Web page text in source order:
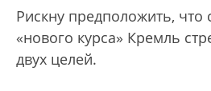
Рискну предположить,
«нового курса» Кремль
двух целей.